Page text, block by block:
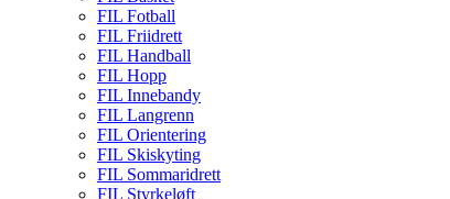
FIL Fotball
FIL Friidrett
FIL Handball
FIL Hopp
FIL Innebandy
FIL Langrenn
FIL Orientering
FIL Skiskyting
FIL Sommaridrett
FIL Styrkeløft